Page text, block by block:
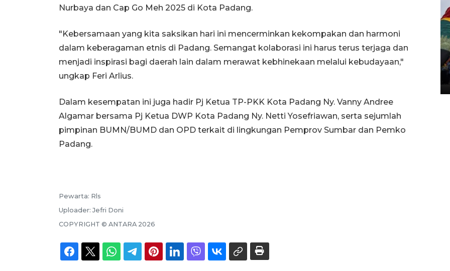
Nurbaya dan Cap Go Meh 2025 di Kota Padang.
"Kebersamaan yang kita saksikan hari ini mencerminkan kekompakan dan harmoni
dalam keberagaman etnis di Padang. Semangat kolaborasi ini harus terus terjaga dan
menjadi inspirasi bagi daerah lain dalam merawat kebhinekaan melalui kebudayaan,"
ungkap Feri Arlius.
Dalam kesempatan ini juga hadir Pj Ketua TP-PKK Kota Padang Ny. Vanny Andree
Algamar bersama Pj Ketua DWP Kota Padang Ny. Netti Yosefriawan, serta sejumlah
pimpinan BUMN/BUMD dan OPD terkait di lingkungan Pemprov Sumbar dan Pemko
Padang.
Pewarta: Rls
Uploader: Jefri Doni
COPYRIGHT © ANTARA 2026
Penggantian konstruksi jalan
Lintas Sumatera di Sumbar